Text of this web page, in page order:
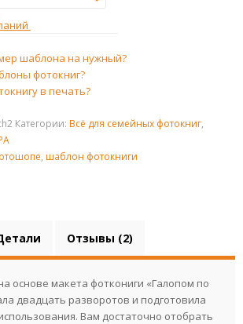
шаблона на нужный?
фотокниг?
в печать?
Категории: Всё для семейных фотокниг,
, шаблон фотокниги
Отзывы (2)
основе макета фоткониги «Галопом по
двадцать разворотов и подготовила
Вам достаточно отобрать